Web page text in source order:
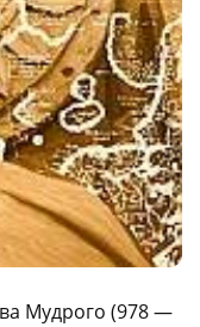
Мудрого (978 —